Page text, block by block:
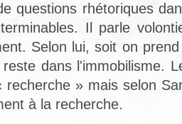
questions rhétoriques
Il parle
Selon lui, soit on
dans l'immobilisme.
» mais selon
à la recherche.